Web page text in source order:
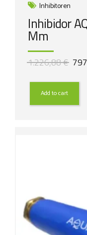
Inhibitoren
Inhibidor
Mm
1.226,88€
war:
Add to cart